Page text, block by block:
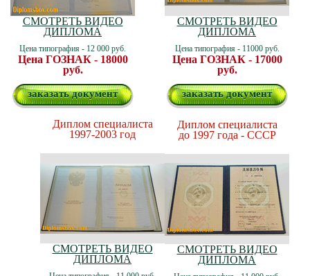
СМОТРЕТЬ ВИДЕО
ДИПЛОМА
Цена типография - 12 000 руб.
Цена ГОЗНАК - 18000
руб.
заказать документ
СМОТРЕТЬ ВИДЕО
ДИПЛОМА
Цена типография - 11000 руб.
Цена ГОЗНАК - 17000
руб.
заказать документ
Диплом специалиста
1997-2003 год
СМОТРЕТЬ ВИДЕО
ДИПЛОМА
Диплом специалиста
до 1997 года - СССР
СМОТРЕТЬ ВИДЕО
ДИПЛОМА